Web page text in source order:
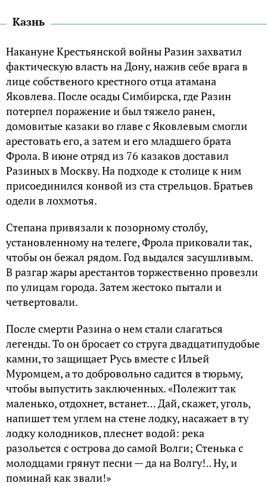
Казнь
Накануне Крестьянской войны Разин захватил
фактическую власть на Дону, нажив себе врага в
лице собственого крестного отца атамана
Яковлева. После осады Симбирска, где Разин
потерпел поражение и был тяжело ранен,
домовитые казаки во главе с Яковлевым смогли
арестовать его, а затем и его младшего брата
Фрола. В июне отряд из 76 казаков доставил
Разиных в Москву. На подходе к столице к ним
присоединился конвой из ста стрельцов. Братьев
одели в лохмотья.
Степана привязали к позорному столбу,
установленному на телеге, Фрола приковали так,
чтобы он бежал рядом. Год выдался засушливым.
В разгар жары арестантов торжественно провезли
по улицам города. Затем жестоко пытали и
четвертовали.
После смерти Разина о нем стали слагаться
легенды. То он бросает со струга двадцатипудобые
камни, то защищает Русь вместе с Ильей
Муромцем, а то добровольно садится в тюрьму,
чтобы выпустить заключенных. «Полежит так
маленько, отдохнет, встанет… Дай, скажет, уголь,
напишет тем углем на стене лодку, насажает в ту
лодку колодников, плеснет водой: река
разольется с острова до самой Волги; Стенька с
молодцами грянут песни — да на Волгу!.. Ну, и
поминай как звали!»